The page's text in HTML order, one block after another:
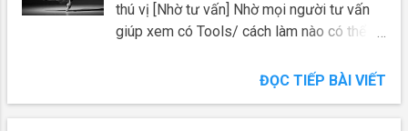
thú vị [Nhờ tư vấn] Nhờ mọi người tư vấn
giúp xem có Tools/ cách làm nào có thể
mình đang muốn đo lường ra SỐ xem việc
với FB và GG (và ngược lại). Những người
ĐỌC TIẾP BÀI VIẾT